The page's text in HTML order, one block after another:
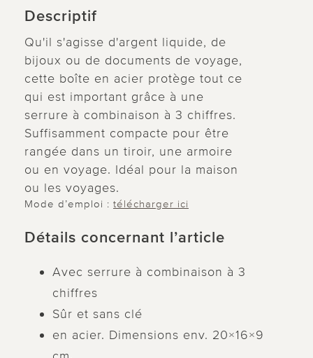
Descriptif
Qu'il s'agisse d'argent liquide, de
bijoux ou de documents de voyage,
cette boîte en acier protège tout ce
qui est important grâce à une
serrure à combinaison à 3 chiffres.
Suffisamment compacte pour être
rangée dans un tiroir, une armoire
ou en voyage. Idéal pour la maison
ou les voyages.
Mode d’emploi : télécharger ici
Détails concernant l’article
Avec serrure à combinaison à 3
chiffres
Sûr et sans clé
en acier. Dimensions env. 20×16×9